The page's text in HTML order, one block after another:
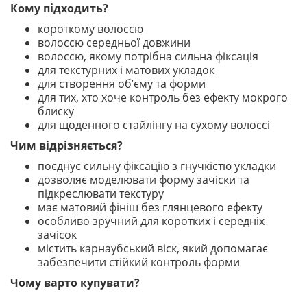
Кому підходить?
короткому волоссю
волоссю середньої довжини
волоссю, якому потрібна сильна фіксація
для текстурних і матових укладок
для створення об’єму та форми
для тих, хто хоче контроль без ефекту мокрого
блиску
для щоденного стайлінгу на сухому волоссі
Чим відрізняється?
поєднує сильну фіксацію з гнучкістю укладки
дозволяє моделювати форму зачіски та
підкреслювати текстуру
має матовий фініш без глянцевого ефекту
особливо зручний для коротких і середніх
зачісок
містить карнаубський віск, який допомагає
забезпечити стійкий контроль форми
Чому варто купувати?